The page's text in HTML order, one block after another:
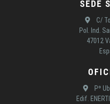
SEDE
C/
Pol. Ind.
47012
Pº
Edif.